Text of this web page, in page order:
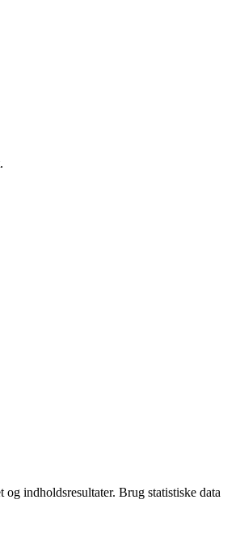
indholdsresultater. Brug statistiske data